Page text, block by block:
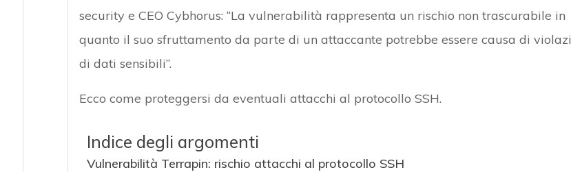
security e CEO Cybhorus: “La vulnerabilità rappresenta un rischio non trascurabile in
quanto il suo sfruttamento da parte di un attaccante potrebbe essere causa di
di dati sensibili”.
Ecco come proteggersi da eventuali attacchi al protocollo SSH.
Indice degli argomenti
Vulnerabilità Terrapin: rischio attacchi al protocollo SSH